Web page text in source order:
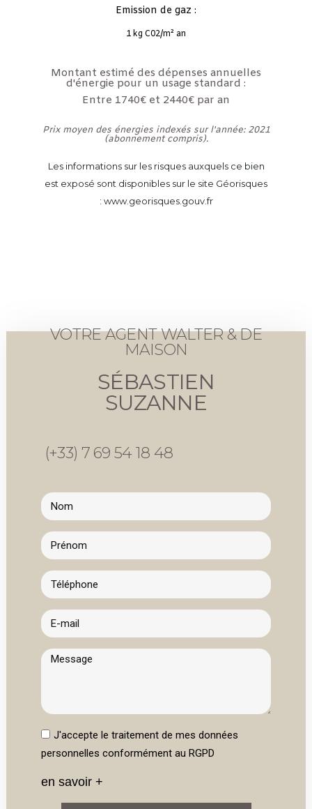
Emission de gaz :
1 kg C02/m² an
Montant estimé des dépenses annuelles
d'énergie pour un usage standard :
Entre 1740€ et 2440€ par an
Prix moyen des énergies indexés sur l'année: 2021
(abonnement compris).
Les informations sur les risques auxquels ce bien
est exposé sont disponibles sur le site Géorisques
: www.georisques.gouv.fr
VOTRE AGENT WALTER & DE
MAISON
SÉBASTIEN
SUZANNE
(+33) 7 69 54 18 48
J'accepte le traitement de mes données
personnelles conformément au RGPD
en savoir +